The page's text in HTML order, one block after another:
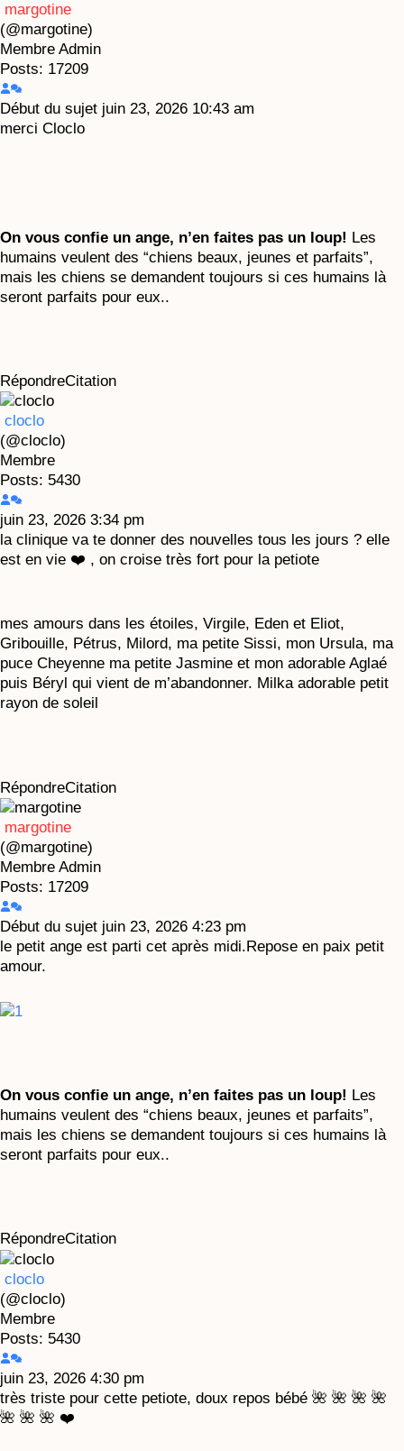
margotine
(@margotine)
Membre Admin
Posts: 17209
Début du sujet juin 23, 2026 10:43 am
merci Cloclo
On vous confie un ange, n’en faites pas un loup! Les
humains veulent des “chiens beaux, jeunes et parfaits”,
mais les chiens se demandent toujours si ces humains là
seront parfaits pour eux..
RépondreCitation
cloclo
(@cloclo)
Membre
Posts: 5430
juin 23, 2026 3:34 pm
la clinique va te donner des nouvelles tous les jours ? elle
est en vie ❤️ , on croise très fort pour la petiote
mes amours dans les étoiles, Virgile, Eden et Eliot,
Gribouille, Pétrus, Milord, ma petite Sissi, mon Ursula, ma
puce Cheyenne ma petite Jasmine et mon adorable Aglaé
puis Béryl qui vient de m’abandonner. Milka adorable petit
rayon de soleil
RépondreCitation
margotine
(@margotine)
Membre Admin
Posts: 17209
Début du sujet juin 23, 2026 4:23 pm
le petit ange est parti cet après midi.Repose en paix petit
amour.
On vous confie un ange, n’en faites pas un loup! Les
humains veulent des “chiens beaux, jeunes et parfaits”,
mais les chiens se demandent toujours si ces humains là
seront parfaits pour eux..
RépondreCitation
cloclo
(@cloclo)
Membre
Posts: 5430
juin 23, 2026 4:30 pm
très triste pour cette petiote, doux repos bébé 🌺 🌺 🌺 🌺
🌺 🌺 🌺 ❤️